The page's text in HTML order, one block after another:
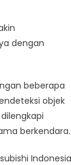
dengan
beberapa
objek
berkendara.
Indonesia